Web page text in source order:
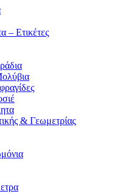
– Ετικέτες
& Γεωμετρίας